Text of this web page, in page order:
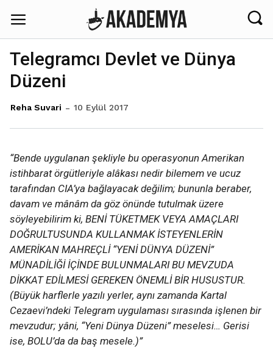
Telegramcı Devlet ve Dünya
Düzeni
Reha Suvari 10 Eylül 2017
“Bende uygulanan şekliyle bu operasyonun Amerikan
istihbarat örgütleriyle alâkası nedir bilemem ve ucuz
tarafından CIA’ya bağlayacak değilim; bununla beraber,
davam ve mânâm da göz önünde tutulmak üzere
söyleyebilirim ki, BENİ TÜKETMEK VEYA AMAÇLARI
DOĞRULTUSUNDA KULLANMAK İSTEYENLERİN
AMERİKAN MAHREÇLİ “YENİ DÜNYA DÜZENİ”
MÜNADİLİĞİ İÇİNDE BULUNMALARI BU MEVZUDA
DİKKAT EDİLMESİ GEREKEN ÖNEMLİ BİR HUSUSTUR.
(Büyük harflerle yazılı yerler, aynı zamanda Kartal
Cezaevi’ndeki Telegram uygulaması sırasında işlenen bir
mevzudur; yâni, “Yeni Dünya Düzeni” meselesi… Gerisi
ise, BOLU’da da baş mesele.)”